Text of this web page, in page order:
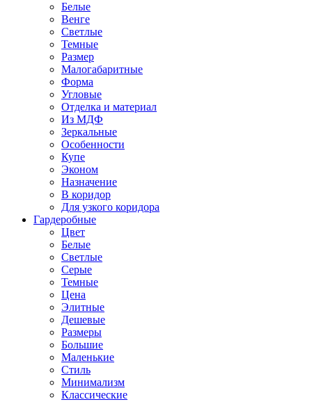
Белые
Венге
Светлые
Темные
Размер
Малогабаритные
Форма
Угловые
Отделка и материал
Из МДФ
Зеркальные
Особенности
Купе
Эконом
Назначение
В коридор
Для узкого коридора
Гардеробные
Цвет
Белые
Светлые
Серые
Темные
Цена
Элитные
Дешевые
Размеры
Большие
Маленькие
Стиль
Минимализм
Классические